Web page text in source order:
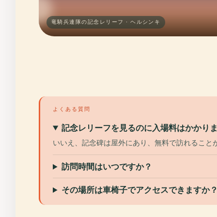
竜騎兵連隊の記念レリーフ · ヘルシンキ
よくある質問
記念レリーフを見るのに入場料はかかり
いいえ、記念碑は屋外にあり、無料で訪れること
訪問時間はいつですか？
その場所は車椅子でアクセスできますか？